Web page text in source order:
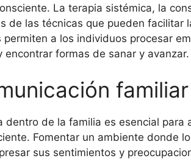
La terapia sistémica, la
de las técnicas que pueden facilitar
a los individuos procesar
formas de sanar y avanzar.
familiar
dentro de la familia es esencial para
Fomentar un ambiente donde
sus sentimientos y